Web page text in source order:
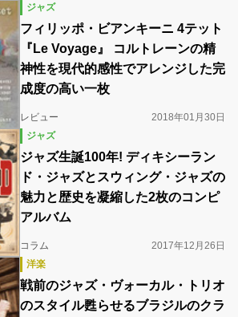
ジャズ
フィリッポ・ビアンキーニ 4テット
『Le Voyage』 コルトレーンの精
神性を現代的感性でアレンジした完
成度の高い一枚
レビュー
2018年01月30日
ジャズ
ジャズ生誕100年! ディキシーラン
ド・ジャズとスウィング・ジャズの
魅力と歴史を凝縮した2枚のコンピ
アルバム
コラム
2017年12月26日
洋楽
戦前のジャズ・ヴォーカル・トリオ
のスタイル甦らせるブラジルのクラ